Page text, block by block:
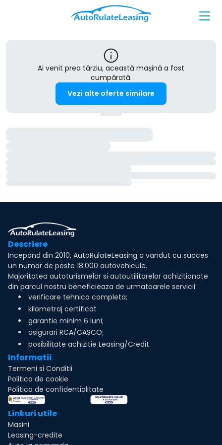
Ai venit prea târziu, această mașină a fost
cumpărată.
Vezi alte oferte similare
Descriere
Incepand din 2010, AutoRulateLeasing a vandut cu succes
un numar de peste 18.000 autovehicule.
Majoritatea autoturismelor si autoutilitarelor achizitionate
din parcul nostru beneficieaza de urmatoarele servicii:
verificare tehnica completa;
kilometraj certificat
garantie minim 6 luni;
asigurari RCA/CASCO;
posibilitate achizitie Leasing/Credit
Informatii
Termeni si Conditii
Politica de cookie
Politica de confidentialitate
Linkuri utile
Masini
Leasing-credite